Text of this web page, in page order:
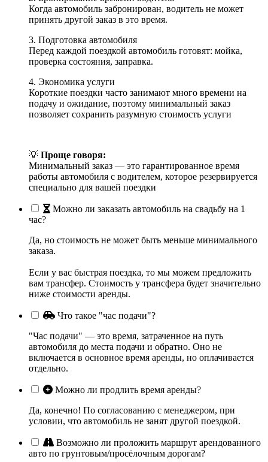
Когда автомобиль забронирован, водитель не может
принять другой заказ в это время.
3. Подготовка автомобиля
Перед каждой поездкой автомобиль готовят: мойка,
проверка состояния, заправка.
4. Экономика услуги
Короткие поездки часто занимают много времени на
подачу и ожидание, поэтому минимальный заказ
позволяет сохранить разумную стоимость услуги
💡 Проще говоря:
Минимальный заказ — это гарантированное время
работы автомобиля с водителем, которое резервируется
специально для вашей поездки
Можно ли заказать автомобиль на свадьбу на 1
час?
Да, но стоимость не может быть меньше минимального
заказа.
Если у вас быстрая поездка, то мы можем предложить
вам трансфер. Стоимость у трансфера будет значительно
ниже стоимости аренды.
Что такое "час подачи"?
"Час подачи" — это время, затраченное на путь
автомобиля до места подачи и обратно. Оно не
включается в основное время аренды, но оплачивается
отдельно.
Можно ли продлить время аренды?
Да, конечно! По согласованию с менеджером, при
условии, что автомобиль не занят другой поездкой.
Возможно ли проложить маршрут арендованного
авто по грунтовым/просёлочным дорогам?